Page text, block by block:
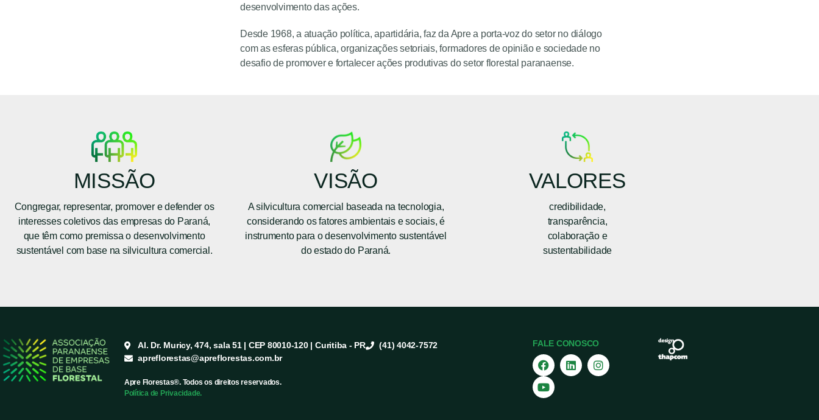
desenvolvimento das ações.
Desde 1968, a atuação política, apartidária, faz da Apre a porta-voz do setor no diálogo
com as esferas pública, organizações setoriais, formadores de opinião e sociedade no
desafio de promover e fortalecer ações produtivas do setor florestal paranaense.
MISSÃO
Congregar, representar, promover e defender os
interesses coletivos das empresas do Paraná,
que têm como premissa o desenvolvimento
sustentável com base na silvicultura comercial.
VISÃO
A silvicultura comercial baseada na tecnologia,
considerando os fatores ambientais e sociais, é
instrumento para o desenvolvimento sustentável
do estado do Paraná.
VALORES
credibilidade,
transparência,
colaboração e
sustentabilidade
Al. Dr. Muricy, 474, sala 51 | CEP 80010-120 | Curitiba - PR
(41) 4042-7572
apreflorestas@apreflorestas.com.br
Apre Florestas®. Todos os direitos reservados.
Política de Privacidade.
FALE CONOSCO